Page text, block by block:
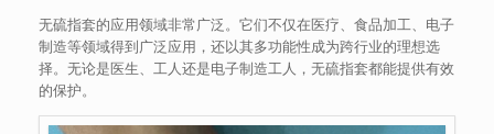
无硫指套的应用领域非常广泛。它们不仅在医疗、食品加工、电子
制造等领域得到广泛应用，还以其多功能性成为跨行业的理想选
择。无论是医生、工人还是电子制造工人，无硫指套都能提供有效
的保护。